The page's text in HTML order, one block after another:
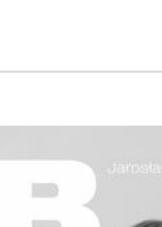
aż do końca lat
historycznej z fikcją
Powieść młodej
Josefa
– Česká Kniha)
się książka w 2012 roku.